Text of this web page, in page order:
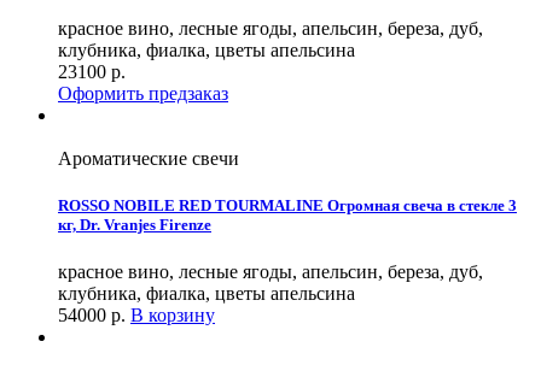
красное вино, лесные ягоды, апельсин, береза, дуб,
клубника, фиалка, цветы апельсина
23100 р.
Оформить предзаказ
Ароматические свечи
ROSSO NOBILE RED TOURMALINE Огромная свеча в стекле 3
кг, Dr. Vranjes Firenze
красное вино, лесные ягоды, апельсин, береза, дуб,
клубника, фиалка, цветы апельсина
54000 р. В корзину